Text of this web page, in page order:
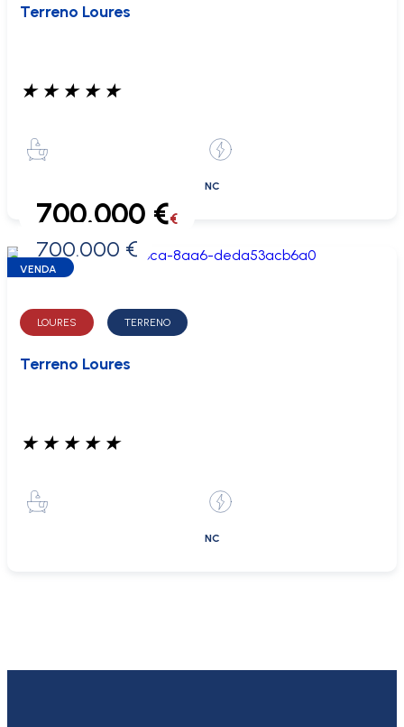
Terreno Loures
★ ★ ★ ★ ★
NC
0 €
700.000 €€
700.000 €
VENDA
LOURES TERRENO
Terreno Loures
★ ★ ★ ★ ★
NC